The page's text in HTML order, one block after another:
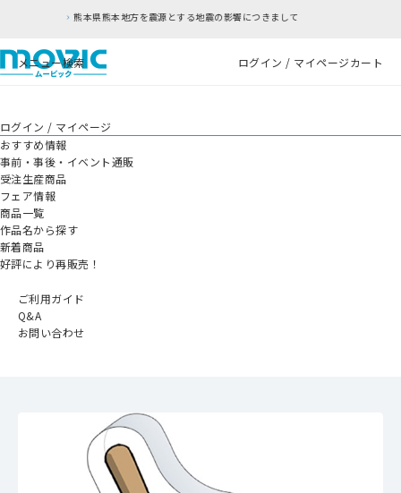
を震源とする地震の影響につきまして
メニュー検索 ログイン / マイページカート
ログイン / マイページ
おすすめ情報
事前・事後・イベント通販
受注生産商品
フェア情報
商品一覧
作品名から探す
新着商品
好評により再販売！
ご利用ガイド
Q&A
お問い合わせ